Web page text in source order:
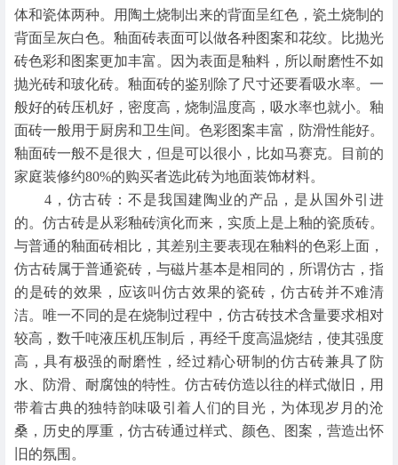
体和瓷体两种。用陶土烧制出来的背面呈红色，瓷土烧制的
背面呈灰白色。釉面砖表面可以做各种图案和花纹。比抛光
砖色彩和图案更加丰富。因为表面是釉料，所以耐磨性不如
抛光砖和玻化砖。釉面砖的鉴别除了尺寸还要看吸水率。一
般好的砖压机好，密度高，烧制温度高，吸水率也就小。釉
面砖一般用于厨房和卫生间。色彩图案丰富，防滑性能好。
釉面砖一般不是很大，但是可以很小，比如马赛克。目前的
家庭装修约80%的购买者选此砖为地面装饰材料。
4，仿古砖：不是我国建陶业的产品，是从国外引进
的。仿古砖是从彩釉砖演化而来，实质上是上釉的瓷质砖。
与普通的釉面砖相比，其差别主要表现在釉料的色彩上面，
仿古砖属于普通瓷砖，与磁片基本是相同的，所谓仿古，指
的是砖的效果，应该叫仿古效果的瓷砖，仿古砖并不难清
洁。唯一不同的是在烧制过程中，仿古砖技术含量要求相对
较高，数千吨液压机压制后，再经千度高温烧结，使其强度
高，具有极强的耐磨性，经过精心研制的仿古砖兼具了防
水、防滑、耐腐蚀的特性。仿古砖仿造以往的样式做旧，用
带着古典的独特韵味吸引着人们的目光，为体现岁月的沧
桑，历史的厚重，仿古砖通过样式、颜色、图案，营造出怀
旧的氛围。